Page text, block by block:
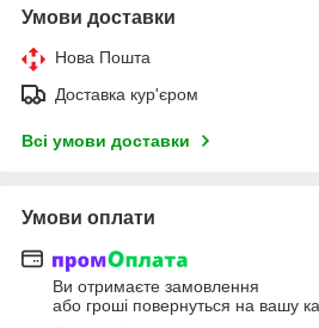
Умови доставки
Нова Пошта
Доставка кур'єром
Всі умови доставки
Умови оплати
Ви отримаєте замовлення
або гроші повернуться на вашу